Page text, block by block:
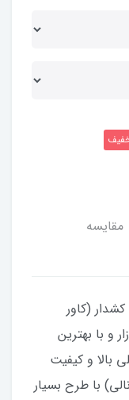
مقایسه
(کاور
و با بهترین
بالا و کیفیت
با طرح بسیار